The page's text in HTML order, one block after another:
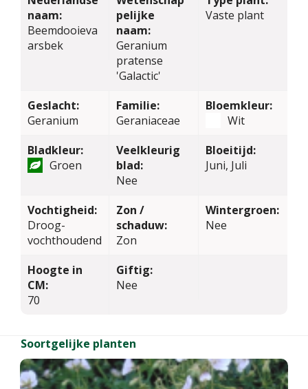
naam:
Beemdooieva
arsbek
pelijke
naam:
Geranium
pratense
'Galactic'
Vaste plant
Geslacht:
Geranium
Familie:
Geraniaceae
Bloemkleur:
Wit
Bladkleur:
Groen
Veelkleurig
blad:
Nee
Bloeitijd:
Juni, Juli
Vochtigheid:
Droog-
vochthoudend
Zon /
schaduw:
Zon
Wintergroen:
Nee
Hoogte in
CM:
70
Giftig:
Nee
Soortgelijke planten